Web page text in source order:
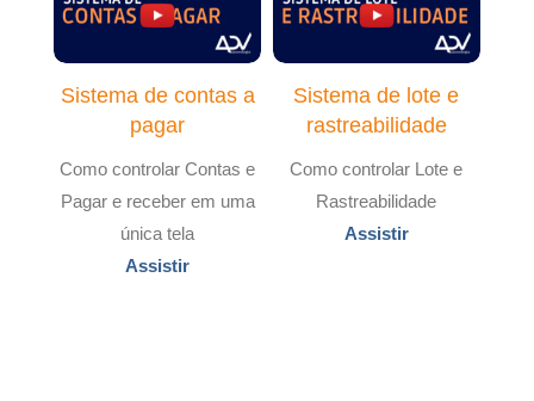
Sistema de contas a
pagar
Como controlar Contas e
Pagar e receber em uma
única tela
Assistir
Sistema de lote e
rastreabilidade
Como controlar Lote e
Rastreabilidade
Assistir